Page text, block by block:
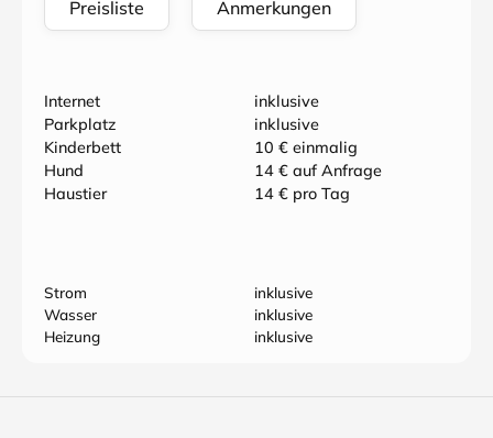
Preisliste Anmerkungen
Internet
inklusive
Parkplatz
inklusive
Kinderbett
10 € einmalig
Hund
14 € auf Anfrage
Haustier
14 € pro Tag
Strom
inklusive
Wasser
inklusive
Heizung
inklusive